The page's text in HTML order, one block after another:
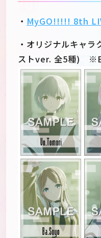
・ MyGO!!!!! 8th
・オリジナルキャ
ストver. 全5種)